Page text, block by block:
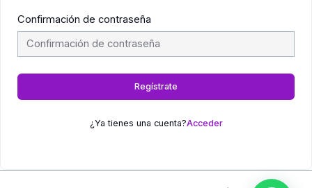
Confirmación de contraseña
Regístrate
¿Ya tienes una cuenta?Acceder